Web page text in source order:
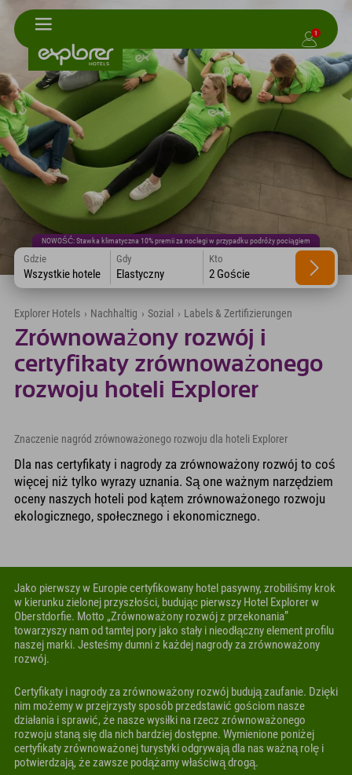
1
NOWOŚĆ: Stawka klimatyczna 10% premii za noclegi w przypadku podróży pociągiem
Gdzie
Wszystkie hotele
Gdy
Elastyczny
Kto
2 Goście
Explorer Hotels › Nachhaltig › Sozial › Labels & Zertifizierungen
Zrównoważony rozwój i
certyfikaty zrównoważonego
rozwoju hoteli Explorer
Znaczenie nagród zrównoważonego rozwoju dla hoteli Explorer
Dla nas certyfikaty i nagrody za zrównoważony rozwój to coś
więcej niż tylko wyrazy uznania. Są one ważnym narzędziem
oceny naszych hoteli pod kątem zrównoważonego rozwoju
ekologicznego, społecznego i ekonomicznego.
Jako pierwszy w Europie certyfikowany hotel pasywny, zrobiliśmy krok
w kierunku zielonej przyszłości, budując pierwszy Hotel Explorer w
Oberstdorfie. Motto „Zrównoważony rozwój z przekonania”
towarzyszy nam od tamtej pory jako stały i nieodłączny element profilu
naszej marki. Jesteśmy dumni z każdej nagrody za zrównoważony
rozwój.
Certyfikaty i nagrody za zrównoważony rozwój budują zaufanie. Dzięki
nim możemy w przejrzysty sposób przedstawić gościom nasze
działania i sprawić, że nasze wysiłki na rzecz zrównoważonego
rozwoju staną się dla nich bardziej dostępne. Wymienione poniżej
certyfikaty zrównoważonej turystyki odgrywają dla nas ważną rolę i
potwierdzają, że zawsze podążamy właściwą drogą.